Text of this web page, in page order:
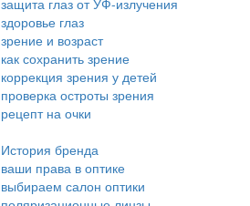
защита глаз от УФ-излучения
здоровье глаз
зрение и возраст
как сохранить зрение
коррекция зрения у детей
проверка остроты зрения
рецепт на очки
История бренда
ваши права в оптике
выбираем салон оптики